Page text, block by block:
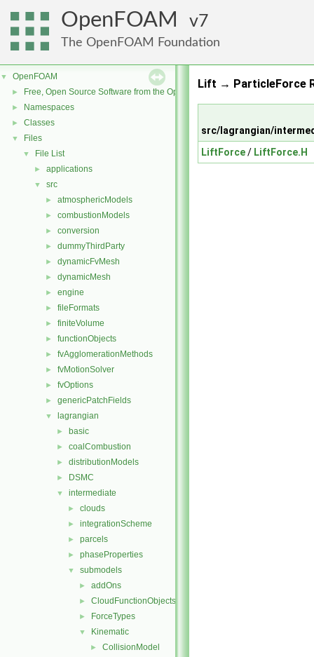
OpenFOAM 7
The OpenFOAM Foundation
▼ OpenFOAM
► Free, Open Source Software from the OpenFOAM Foundation
► Namespaces
► Classes
▼ Files
▼ File List
► applications
▼ src
► atmosphericModels
► combustionModels
► conversion
► dummyThirdParty
► dynamicFvMesh
► dynamicMesh
► engine
► fileFormats
► finiteVolume
► functionObjects
► fvAgglomerationMethods
► fvMotionSolver
► fvOptions
► genericPatchFields
▼ lagrangian
► basic
► coalCombustion
► distributionModels
► DSMC
▼ intermediate
► clouds
► integrationScheme
► parcels
► phaseProperties
▼ submodels
► addOns
► CloudFunctionObjects
► ForceTypes
▼ Kinematic
► CollisionModel
Lift → ParticleForce
src/lagrangian/
LiftForce/ LiftForce.H